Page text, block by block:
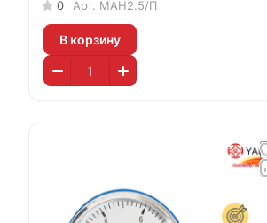
0 Арт. МАН2.5/П
В корзину